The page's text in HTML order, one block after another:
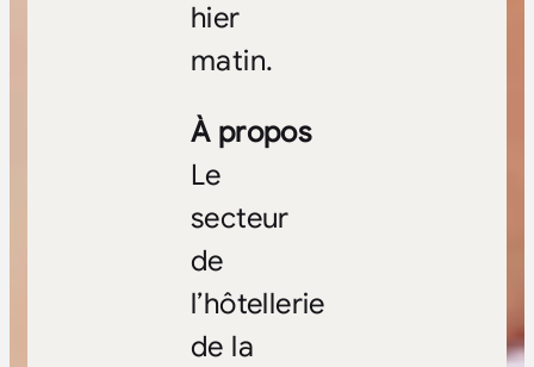
hier
matin.
À propos
Le
secteur
de
l’hôtellerie
de la